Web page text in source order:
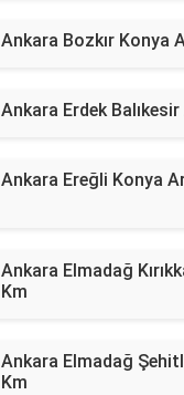
Ankara Bozkır Konya
Ankara Erdek
Ankara Ereğli Konya
Ankara Elmadağ
Km
Ankara Elmadağ
Km